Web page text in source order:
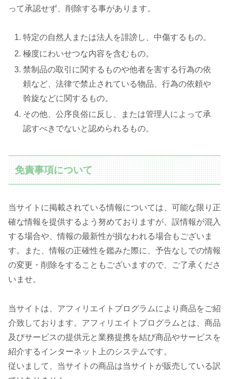
って承認せず、削除する事があります。
特定の自然人または法人を誹謗し、中傷するもの。
極度にわいせつな内容を含むもの。
禁制品の取引に関するものや他者を害する行為の依
頼など、法律で禁止されている物品、行為の依頼や
斡旋などに関するもの。
その他、公序良俗に反し、または管理人によって承
認すべきでないと認められるもの。
免責事項について
当サイトに掲載されている情報については、可能な限り正
確な情報を提供するよう努めておりますが、誤情報が混入
する場合や、情報の最新性が損なわれる場合もございま
す。また、情報の正確性を鑑みた際に、予告なしでの情報
の変更・削除をすることもございますので、ご了承くださ
いませ。
当サイトは、アフィリエイトプログラムにより商品をご紹
介致しております。アフィリエイトプログラムとは、商品
及びサービスの提供元と業務提携を結び商品やサービスを
紹介するインターネット上のシステムです。
従いまして、当サイトの商品は当サイトが販売している訳